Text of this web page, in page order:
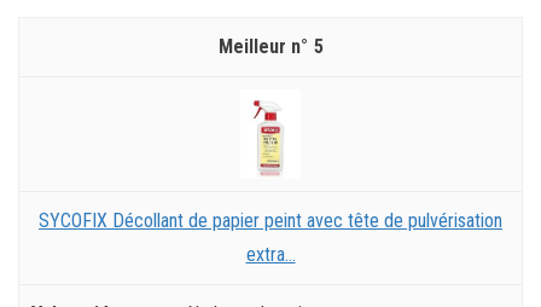
5
SYCOFIX Décollant de papier peint avec tête de pulvérisation
extra...